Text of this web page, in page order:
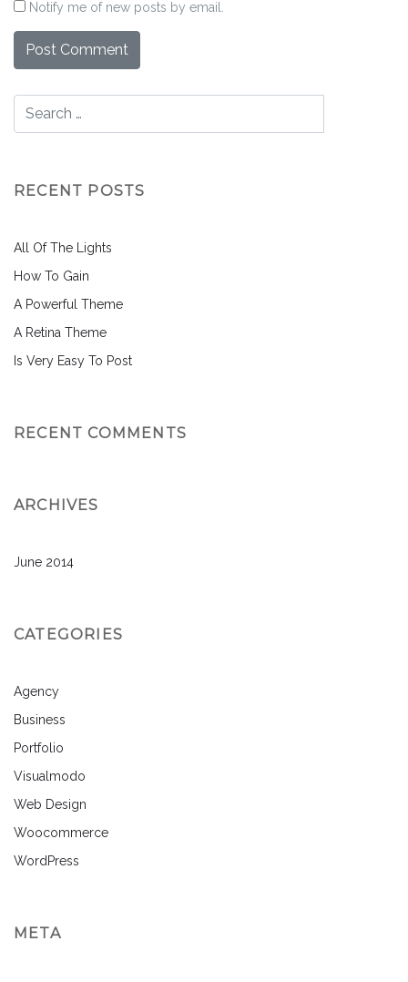
Notify me of new posts by email.
RECENT POSTS
All Of The Lights
How To Gain
A Powerful Theme
A Retina Theme
Is Very Easy To Post
RECENT COMMENTS
ARCHIVES
June 2014
CATEGORIES
Agency
Business
Portfolio
Visualmodo
Web Design
Woocommerce
WordPress
META